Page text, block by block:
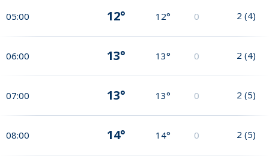
05:00 12° 12° 0 2 (4)
06:00 13° 13° 0 2 (4)
07:00 13° 13° 0 2 (5)
08:00 14° 14° 0 2 (5)